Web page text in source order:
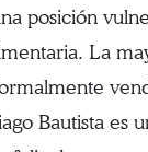
posición
La
Bautista es